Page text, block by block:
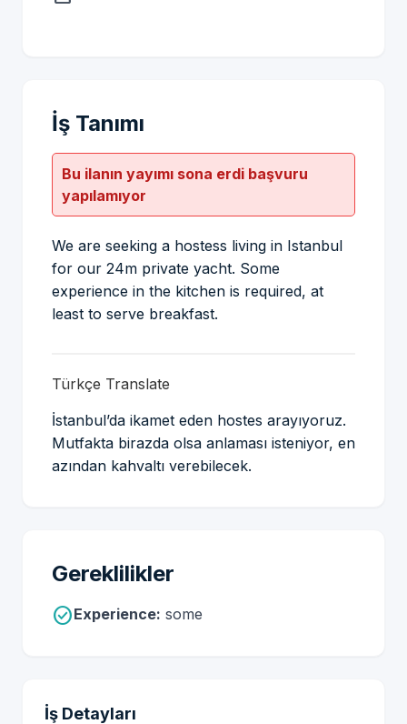
İş Tanımı
Bu ilanın yayımı sona erdi başvuru
yapılamıyor
We are seeking a hostess living in Istanbul
for our 24m private yacht. Some
experience in the kitchen is required, at
least to serve breakfast.
Türkçe Translate
İstanbul’da ikamet eden hostes arayıyoruz.
Mutfakta birazda olsa anlaması isteniyor, en
azından kahvaltı verebilecek.
Gereklilikler
check_circleExperience: some
İş Detayları